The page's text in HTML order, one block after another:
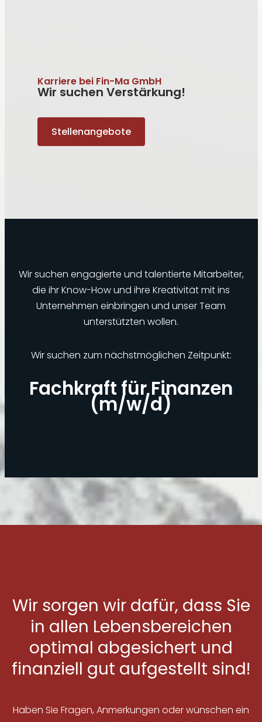
Karriere bei Fin-Ma GmbH
Wir suchen Verstärkung!
Stellenangebote
Wir suchen engagierte und talentierte Mitarbeiter,
die ihr Know-How und ihre Kreativität mit ins
Unternehmen einbringen und unser Team
unterstützten wollen.
Wir suchen zum nächstmöglichen Zeitpunkt:
Fachkraft für Finanzen
(m/w/d)
Wir sorgen wir dafür, dass Sie
in allen Lebensbereichen
optimal abgesichert und
finanziell gut aufgestellt sind!
Haben Sie Fragen, Anmerkungen oder wünschen ein